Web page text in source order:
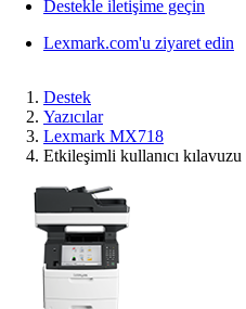
Destekle iletişime geçin
Lexmark.com'u ziyaret edin
Destek
Yazıcılar
Lexmark MX718
Etkileşimli kullanıcı kılavuzu